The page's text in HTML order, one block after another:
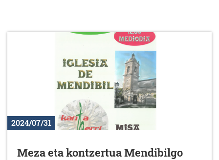
2024/07/31
Meza eta kontzertua Mendibilgo